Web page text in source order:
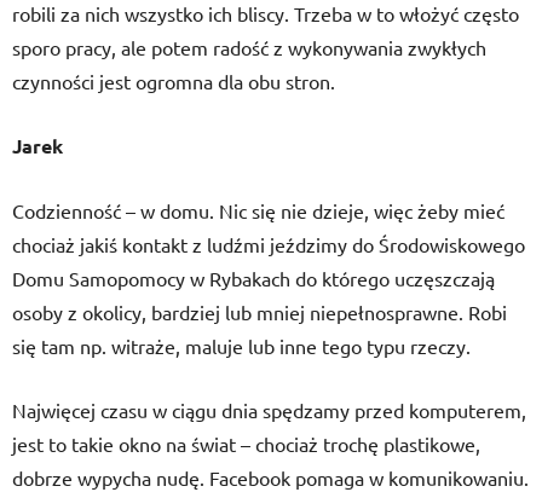
robili za nich wszystko ich bliscy. Trzeba w to włożyć często
sporo pracy, ale potem radość z wykonywania zwykłych
czynności jest ogromna dla obu stron.
Jarek
Codzienność – w domu. Nic się nie dzieje, więc żeby mieć
chociaż jakiś kontakt z ludźmi jeździmy do Środowiskowego
Domu Samopomocy w Rybakach do którego uczęszczają
osoby z okolicy, bardziej lub mniej niepełnosprawne. Robi
się tam np. witraże, maluje lub inne tego typu rzeczy.
Najwięcej czasu w ciągu dnia spędzamy przed komputerem,
jest to takie okno na świat – chociaż trochę plastikowe,
dobrze wypycha nudę. Facebook pomaga w komunikowaniu.